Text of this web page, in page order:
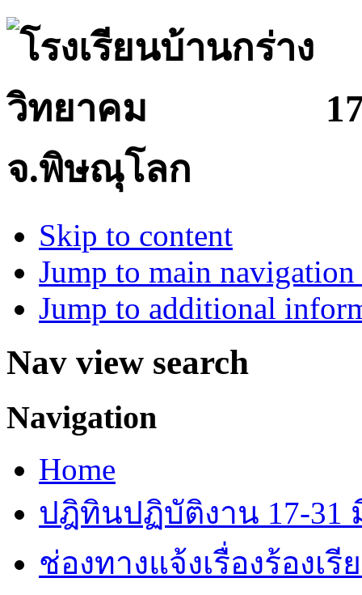
จ.พิษณุโลก
Skip to content
Jump to main
Jump to additional
Nav view search
Navigation
Home
ปฎิทินปฏิบัติงาน 17-31
ช่องทางแจ้งเรื่องร้องเ